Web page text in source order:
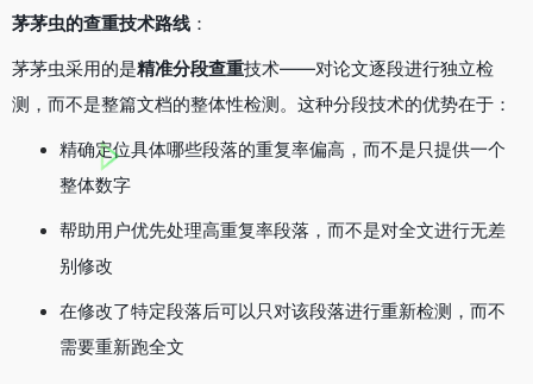
茅茅虫的查重技术路线 ：
茅茅虫采用的是精准分段查重技术——对论文逐段进行独立检
测，而不是整篇文档的整体性检测。这种分段技术的优势在于：
精确定位具体哪些段落的重复率偏高，而不是只提供一个
整体数字
帮助用户优先处理高重复率段落，而不是对全文进行无差
别修改
在修改了特定段落后可以只对该段落进行重新检测，而不
需要重新跑全文